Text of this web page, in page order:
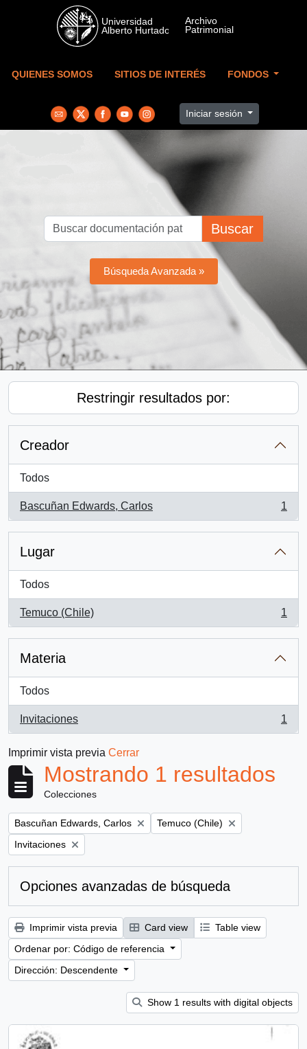
Skip to main content
QUIENES SOMOS SITIOS DE INTERÉS FONDOS
Iniciar sesión
Buscar
Búsqueda Avanzada »
Restringir resultados por:
Creador
Todos
Bascuñan Edwards, Carlos
, 1 resultados
1
Lugar
Todos
Temuco (Chile)
, 1 resultados
1
Materia
Todos
Invitaciones
, 1 resultados
1
Imprimir vista previa Cerrar
Mostrando 1 resultados
Colecciones
Remove filter:
Bascuñan Edwards, Carlos Remove filter:
Temuco (Chile)
Remove filter:
Invitaciones
Opciones avanzadas de búsqueda
Imprimir vista previa Card view
Table view
Ordenar por: Código de referencia
Dirección: Descendente
Show 1 results with digital objects